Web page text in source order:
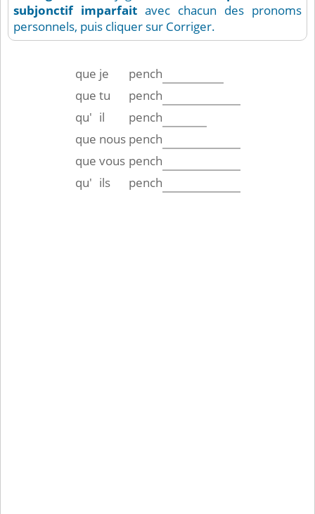
subjonctif imparfait avec chacun des pronoms
personnels, puis cliquer sur Corriger.
que je
pench
que tu
pench
qu' il
pench
que nous pench
que vous pench
qu' ils pench